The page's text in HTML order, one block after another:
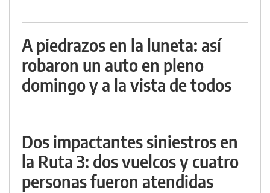
A piedrazos en la luneta: así
robaron un auto en pleno
domingo y a la vista de todos
Dos impactantes siniestros en
la Ruta 3: dos vuelcos y cuatro
personas fueron atendidas